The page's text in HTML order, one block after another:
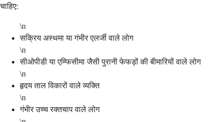
चाहिए:
\n
सक्रिय अस्थमा या गंभीर एलर्जी वाले लोग
\n
सीओपीडी या एम्फिसीमा जैसी पुरानी फेफड़ों की बीमारियों वाले लोग
\n
हृदय ताल विकारों वाले व्यक्ति
\n
गंभीर उच्च रक्तचाप वाले लोग